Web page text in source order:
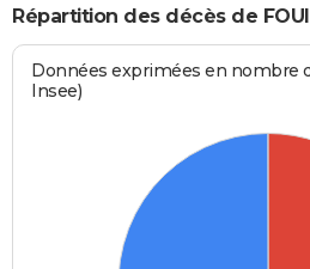
Répartition des décès de
Données exprimées en nombre
Insee)